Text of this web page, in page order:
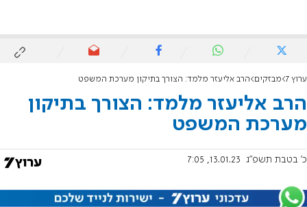
ערוץ 7 מבזקים הרב אליעזר מלמד: הצורך בתיקון מערכת המשפט
הרב אליעזר מלמד: הצורך בתיקון
מערכת המשפט
כ' בטבת תשפ"ג 13.01.23, 7:05